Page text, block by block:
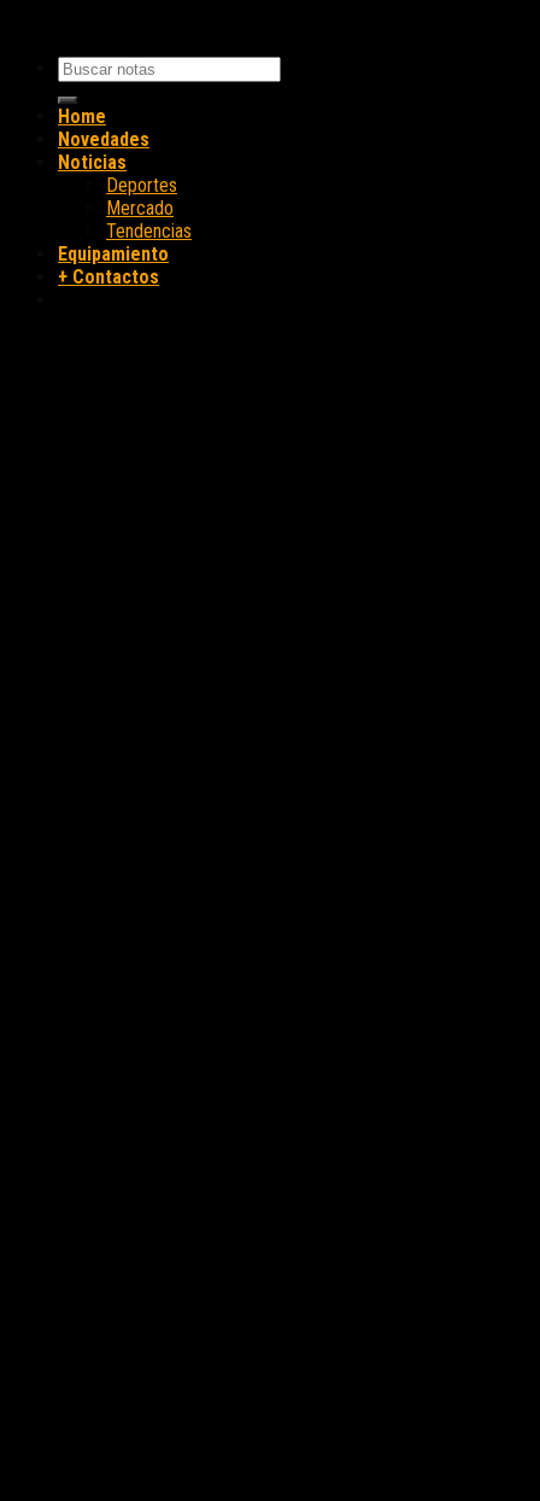
Home
Novedades
Noticias
Deportes
Mercado
Tendencias
Equipamiento
+ Contactos